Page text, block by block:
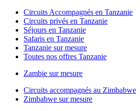
Circuits Accompagnés en Tanzanie
Circuits privés en Tanzanie
Séjours en Tanzanie
Safaris en Tanzanie
Tanzanie sur mesure
Toutes nos offres Tanzanie
Zambie sur mesure
Circuits accompagnés au Zimbabwe
Zimbabwe sur mesure